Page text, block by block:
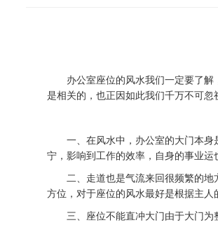
办公室座位的风水我们一定要了解
是相关的，也正因如此我们千万不可
一、在风水中，办公室的大门本身
宁，影响到工作的效率，自身的事业运
二、走道也是气流来回很频繁的地
方位，对于座位的风水最好是根据主人
三、座位不能直冲大门由于大门为